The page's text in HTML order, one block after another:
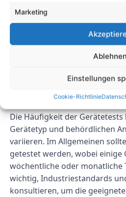
Marketing
Ablehnen
Einstellungen
Cookie-Richtlinie
können Branchen das
Effizienz verbessern und die
Industriestandards und -
1. Wie oft sollten
getestet werden?
Die Häufigkeit der Gerätetests
Gerätetyp und behördlichen
variieren. Im Allgemeinen
getestet werden, wobei einige
wöchentliche oder monatliche
wichtig, Industriestandards
konsultieren, um die